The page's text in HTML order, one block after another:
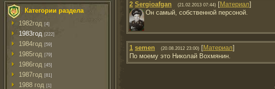
Категории раздела
1982год [4]
1983год [222]
1984год [59]
1985год [79]
1986год [45]
1987год [81]
1988 год [1]
2 Sergioafgan (21.02.2013 07:44) [Материал]
Он самый, собственной персоной.
1 semen (20.08.2012 23:00) [Материал]
По моему это Николай Вохмянин.